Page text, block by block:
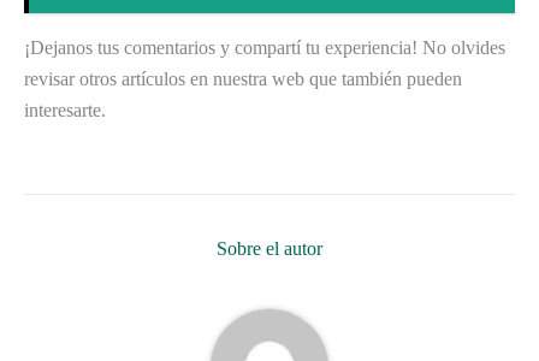
¡Dejanos tus comentarios y compartí tu experiencia! No olvides
revisar otros artículos en nuestra web que también pueden
interesarte.
Sobre el autor